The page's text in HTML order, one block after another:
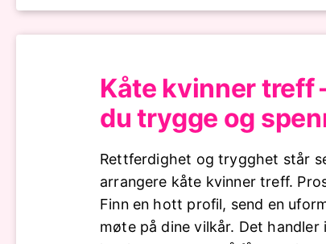
Kåte kvinner treff
du trygge og
Rettferdighet og trygghet står
arrangere kåte kvinner treff.
Finn en hott profil, send en
møte på dine vilkår. Det handler